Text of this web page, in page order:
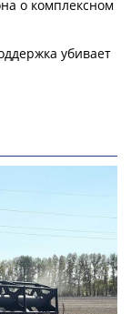
о комплексном
убивает